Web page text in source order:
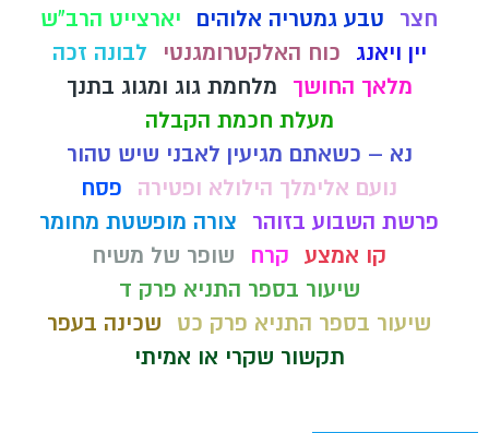
חצר
טבע גמטריה אלוהים
יארצייט הרב"ש
יין ויאנג
כוח האלקטרומגנטי
לבונה זכה
מלאך החושך
מלחמת גוג ומגוג בתנך
מעלת חכמת הקבלה
נא – כשאתם מגיעין לאבני שיש טהור
נועם אלימלך הילולא ופטירה
פסח
פרשת השבוע בזוהר
צורה מופשטת מחומר
קו אמצע קרח
שופר של משיח
שיעור בספר התניא פרק ד
שיעור בספר התניא פרק כט
שכינה בעפר
תקשור שקרי או אמיתי